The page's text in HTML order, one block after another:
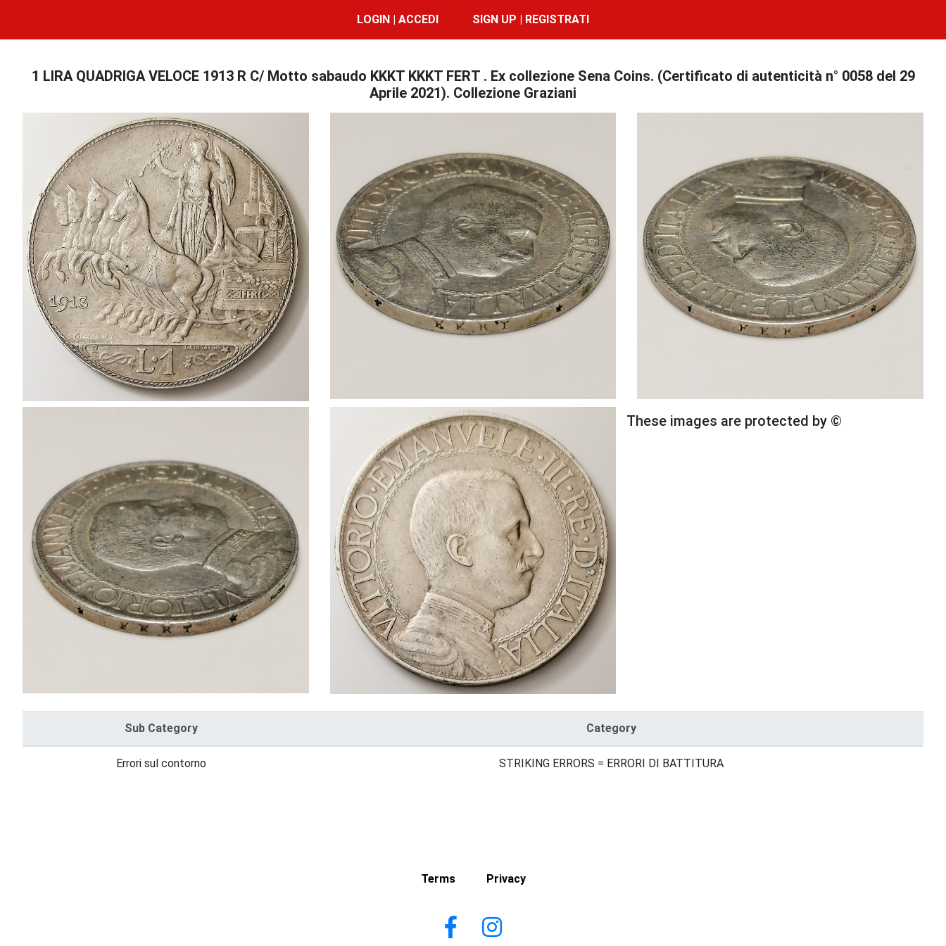
LOGIN | ACCEDI SIGN UP | REGISTRATI
1 LIRA QUADRIGA VELOCE 1913 R C/ Motto sabaudo KKKT KKKT FERT . Ex collezione Sena Coins. (Certificato di autenticità n° 0058 del 29
Aprile 2021). Collezione Graziani
These images are protected by ©
Sub Category Category
Errori sul contorno STRIKING ERRORS = ERRORI DI BATTITURA
Terms Privacy